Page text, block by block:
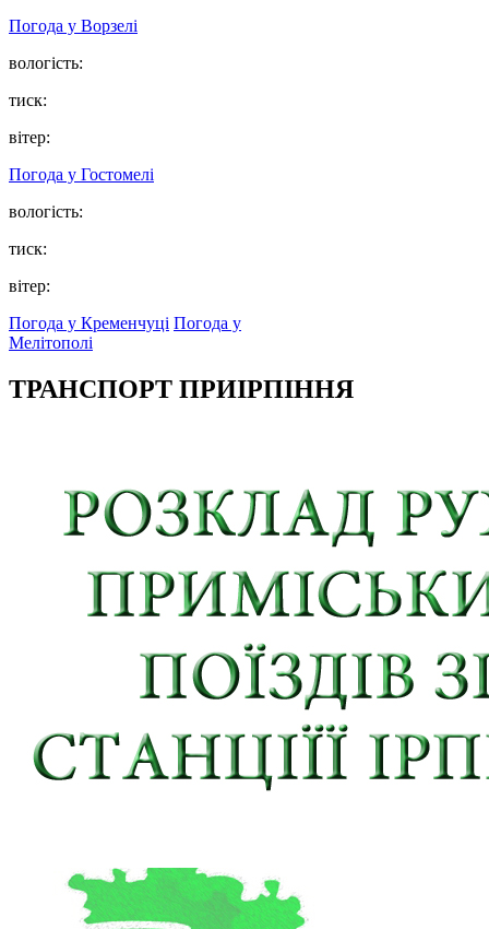
Погода у Ворзелі
вологість:
тиск:
вітер:
Погода у Гостомелі
вологість:
тиск:
вітер:
Погода у Кременчуці Погода у
Мелітополі
ТРАНСПОРТ ПРИІРПІННЯ